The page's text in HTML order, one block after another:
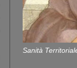
Sanità